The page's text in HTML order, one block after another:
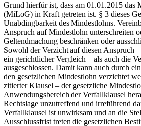
Grund hierfür ist, dass am 01.01.2015 das
(MiLoG) in Kraft getreten ist. § 3 dieses
Unabdingbarkeit des Mindestlohns.
Anspruch auf Mindestlohn unterschreiten
Geltendmachung beschränken oder
Sowohl der Verzicht auf diesen Anspruch
ein gerichtlicher Vergleich – als auch die
ausgeschlossen. Damit kann auch durch
den gesetzlichen Mindestlohn verzichtet
zitierter Klausel – der gesetzliche
Anwendungsbereich der Verfallklausel
Rechtslage unzutreffend und irreführend
Verfallklausel ist unwirksam und an die
Ausschlussfrist treten die gesetzlichen